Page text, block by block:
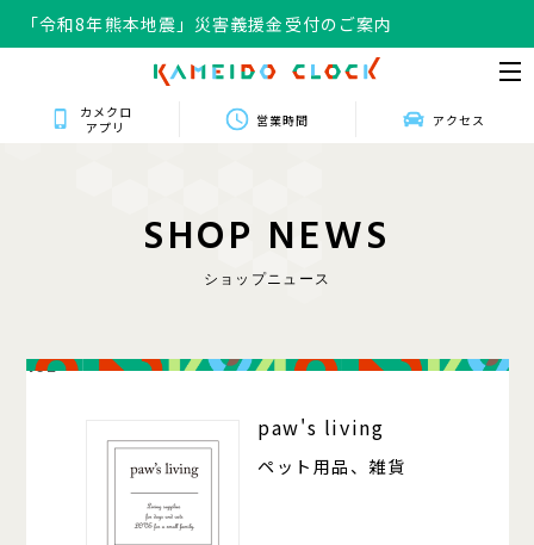
「令和8年熊本地震」災害義援金受付のご案内
カメクロ
アプリ
営業時間 アクセス
SHOP NEWS
ショップニュース
102
paw's living
ペット用品、雑貨